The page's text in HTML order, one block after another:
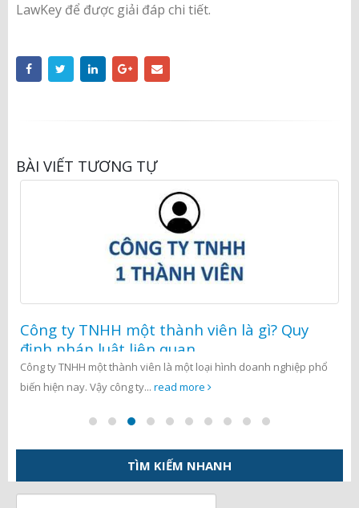
LawKey để được giải đáp chi tiết.
BÀI VIẾT TƯƠNG TỰ
Công ty TNHH một thành viên là gì? Quy
định pháp luật liên quan
Công ty TNHH một thành viên là một loại hình doanh nghiệp phổ
biến hiện nay. Vậy công ty... read more
TÌM KIẾM NHANH